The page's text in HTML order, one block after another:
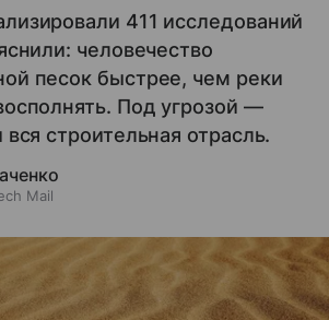
411 исследований
человечество
песок быстрее, чем реки
Под угрозой —
строительная отрасль.
Mail